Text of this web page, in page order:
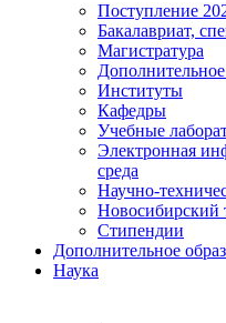
Поступление
Бакалавриат,
Магистратура
Институты
Кафедры
Учебные
Электронная
среда
Научно-
Новосибирский
Стипендии
Дополнительное
Наука